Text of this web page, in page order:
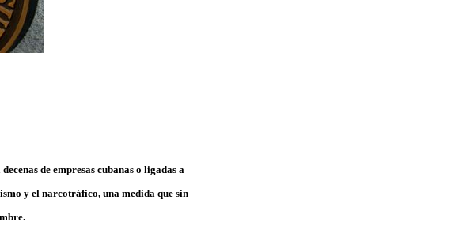
de empresas cubanas o ligadas a
y el narcotráfico, una medida que sin